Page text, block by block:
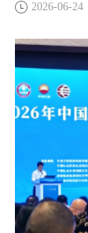
2026-06-24